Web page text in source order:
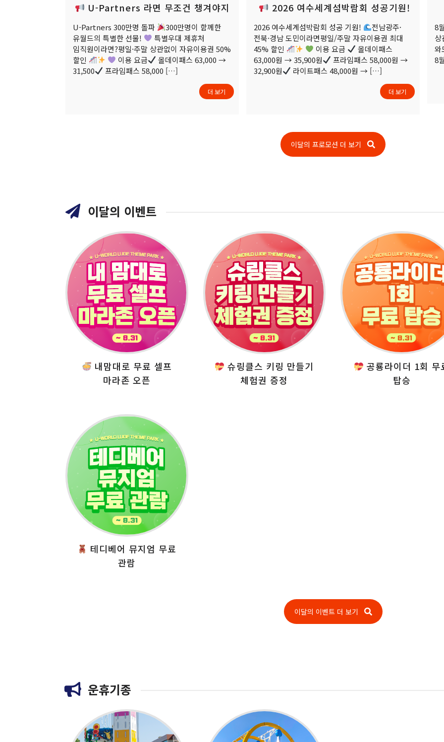
U-Partners 라면 무조건 챙겨야지
U-Partners 300만명 돌파
300만명이 함께한
유월드의 특별한 선물!
특별우대 제휴처
임직원이라면?평일·주말 상관없이 자유이용권 50%
할인
이용 요금
올데이패스 63,000 →
31,500
프라임패스 58,000 […]
더 보기
2026 여수세계섬박람회 성공기원!
2026 여수세계섬박람회 성공 기원!
전남광주·
전북·경남 도민이라면평일/주말 자유이용권 최대
45% 할인
이용 요금
올데이패스
63,000원 → 35,900원
프라임패스 58,000원 →
32,900원
라이트패스 48,000원 → […]
더 보기
8
상
와
8
이달의 프로모션 더 보기
이달의 이벤트
내맘대로 무료 셀프
마라존 오픈
슈링클스 키링 만들기
체험권 증정
공룡라이더 1회 무
탑승
테디베어 뮤지엄 무료
관람
이달의 이벤트 더 보기
운휴기종